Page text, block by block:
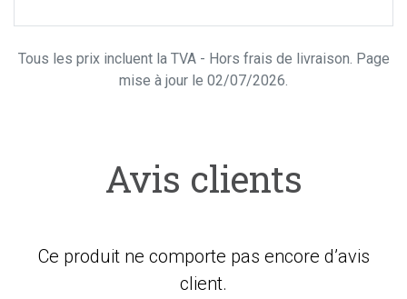
Tous les prix incluent la TVA - Hors frais de livraison. Page
mise à jour le 02/07/2026.
Avis clients
Ce produit ne comporte pas encore d’avis
client.